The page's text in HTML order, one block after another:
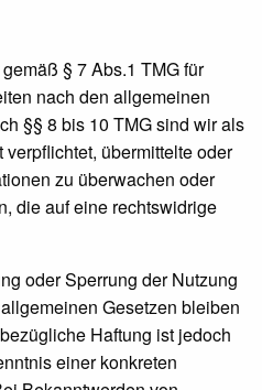
§ 7 Abs.1 TMG für
nach den allgemeinen
§§ 8 bis 10 TMG sind wir als
übermittelte oder
zu überwachen oder
die auf eine rechtswidrige
oder Sperrung der Nutzung
Gesetzen bleiben
Haftung ist jedoch
einer konkreten